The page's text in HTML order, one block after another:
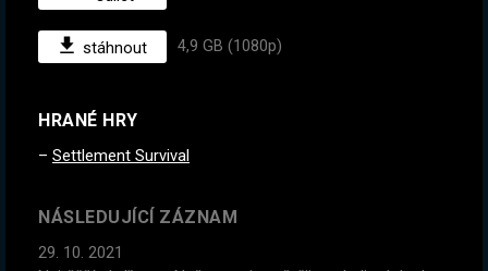
stáhnout 4,9 GB (1080p)
HRANÉ HRY
Settlement Survival
NÁSLEDUJÍCÍ ZÁZNAM
29. 10. 2021